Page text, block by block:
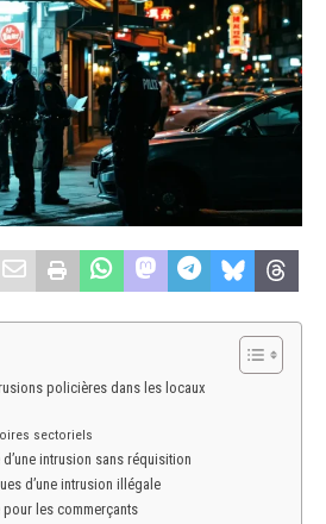
policières dans les locaux
sectoriels
intrusion sans réquisition
d’une intrusion illégale
les commerçants